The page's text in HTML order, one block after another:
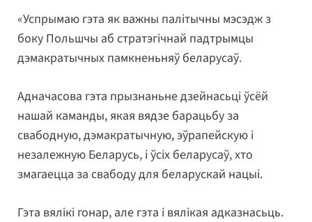
«Успрымаю гэта як важны палітычны мэсэдж з
боку Польшчы аб стратэгічнай падтрымцы
дэмакратычных памкненьняў беларусаў.
Адначасова гэта прызнаньне дзейнасьці ўсёй
нашай каманды, якая вядзе барацьбу за
свабодную, дэмакратычную, эўрапейскую і
незалежную Беларусь, і ўсіх беларусаў, хто
змагаецца за свабоду для беларускай нацыі.
Гэта вялікі гонар, але гэта і вялікая адказнасьць.